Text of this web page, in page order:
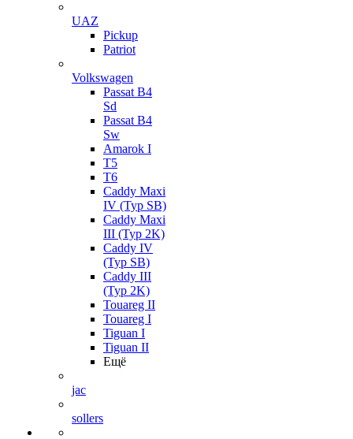
UAZ
Pickup
Patriot
Volkswagen
Passat B4
Sd
Passat B4
Sw
Amarok I
T5
T6
Caddy Maxi
IV (Typ SB)
Caddy Maxi
III (Typ 2K)
Caddy IV
(Typ SB)
Caddy III
(Typ 2K)
Touareg II
Touareg I
Tiguan I
Tiguan II
Ещё
jac
sollers